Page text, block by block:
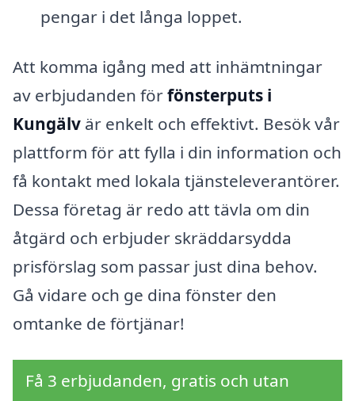
pengar i det långa loppet.
Att komma igång med att inhämtningar
av erbjudanden förfönsterputs i
Kungälv är enkelt och effektivt. Besök vår
plattform för att fylla i din information och
få kontakt med lokala tjänsteleverantörer.
Dessa företag är redo att tävla om din
åtgärd och erbjuder skräddarsydda
prisförslag som passar just dina behov.
Gå vidare och ge dina fönster den
omtanke de förtjänar!
Få 3 erbjudanden, gratis och utan